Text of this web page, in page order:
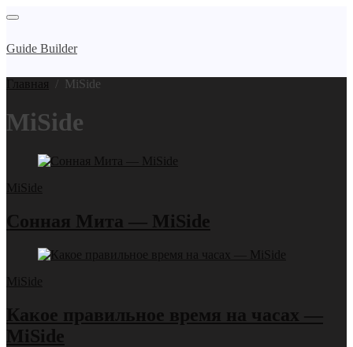
Guide Builder
Главная / MiSide
MiSide
MiSide
Сонная Мита — MiSide
MiSide
Какое правильное время на часах —
MiSide